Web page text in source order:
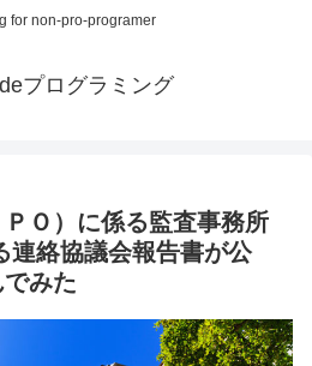
for non-pro-programer
プログラミング
Ｏ）に係る監査事務所
連絡協議会報告書が公
みた